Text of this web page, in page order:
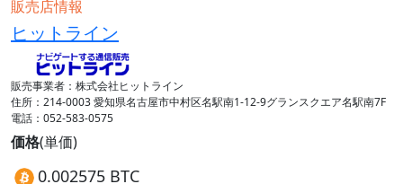
販売店情報
ヒットライン
販売事業者：株式会社ヒットライン
住所：214-0003 愛知県名古屋市中村区名駅南1-12-9グランスクエア名駅南7F
電話：052-583-0575
価格(単価)
0.002575 BTC